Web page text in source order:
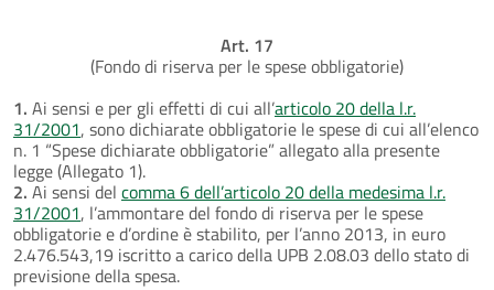
Art. 17
(Fondo di riserva per le spese obbligatorie)
1. Ai sensi e per gli effetti di cui all’articolo 20 della l.r.
31/2001, sono dichiarate obbligatorie le spese di cui all’elenco
n. 1 “Spese dichiarate obbligatorie” allegato alla presente
legge (Allegato 1).
2. Ai sensi del comma 6 dell’articolo 20 della medesima l.r.
31/2001, l’ammontare del fondo di riserva per le spese
obbligatorie e d’ordine è stabilito, per l’anno 2013, in euro
2.476.543,19 iscritto a carico della UPB 2.08.03 dello stato di
previsione della spesa.